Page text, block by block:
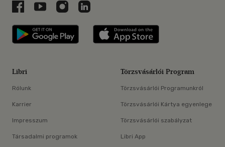
Libri a Facebookon
Libri a Youtube-on
Libri az Instagramon
Libri a LinkedInen
Libri applikáció Szerezd meg: Google
Libri
Rólunk
Karrier
Impresszum
Társadalmi programok
Törzsvásárlói Program
Törzsvásárlói Programunkról
Törzsvásárlói Kártya egyenlege
Törzsvásárlói szabályzat
Libri App